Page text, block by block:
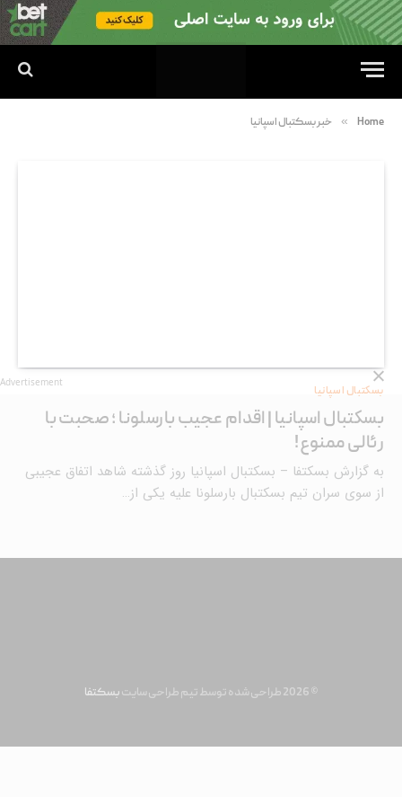
Home
» خبر بسکتبال اسپانیا
بسکتبال اسپانیا
بسکتبال اسپانیا | اقدام عجیب بارسلونا ؛ صحبت با
رئالی ممنوع!
به گزارش بسکتفا – بسکتبال اسپانیا روز گذشته شاهد اتفاق عجیبی
از سوی سران تیم بسکتبال بارسلونا علیه یکی از…
© 2026 طراحی شده توسط تیم طراحی سایت بسکتفا
Advertisement